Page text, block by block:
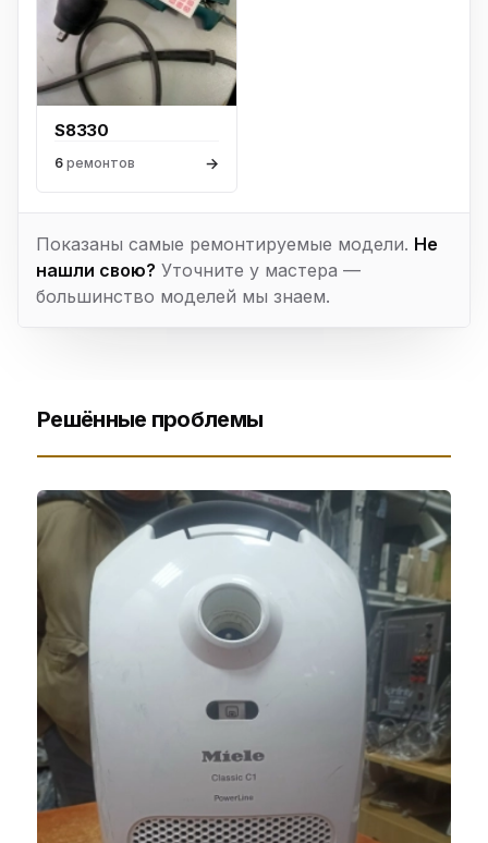
S8330
6 ремонтов →
Показаны самые ремонтируемые модели. Не
нашли свою? Уточните у мастера —
большинство моделей мы знаем.
Решённые проблемы